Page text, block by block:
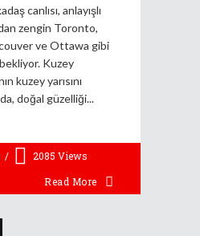
canlısı, anlayışlı
zengin Toronto,
ve Ottawa gibi
Kuzey
kuzey yarısını
doğal güzelliği
2085 Views
Read More